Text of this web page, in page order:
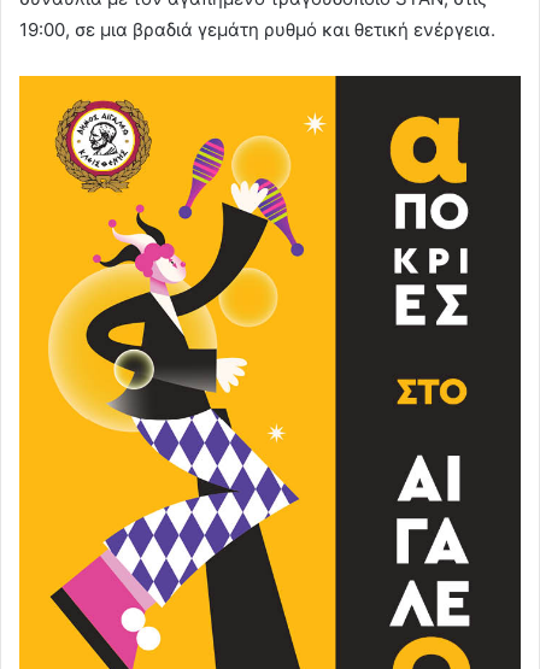
19:00, σε μια βραδιά γεμάτη ρυθμό και θετική ενέργεια.